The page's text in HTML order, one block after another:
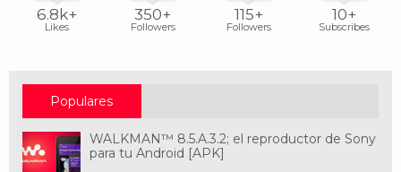
6.8k+
Likes
350+
Followers
115+
Followers
10+
Subscribes
Populares
WALKMAN™ 8.5.A.3.2; el reproductor de Sony
para tu Android [APK]